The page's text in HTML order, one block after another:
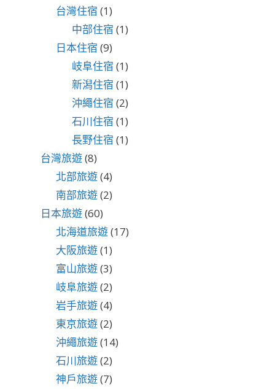
台灣住宿 (1)
中部住宿 (1)
日本住宿 (9)
岐阜住宿 (1)
新潟住宿 (1)
沖繩住宿 (2)
石川住宿 (1)
長野住宿 (1)
台灣旅遊(8)
北部旅遊(4)
南部旅遊(2)
日本旅遊(60)
北海道旅遊(17)
大阪旅遊(1)
富山旅遊(3)
岐阜旅遊(2)
岩手旅遊(4)
東京旅遊(2)
沖繩旅遊(14)
石川旅遊(2)
神戶旅遊(7)